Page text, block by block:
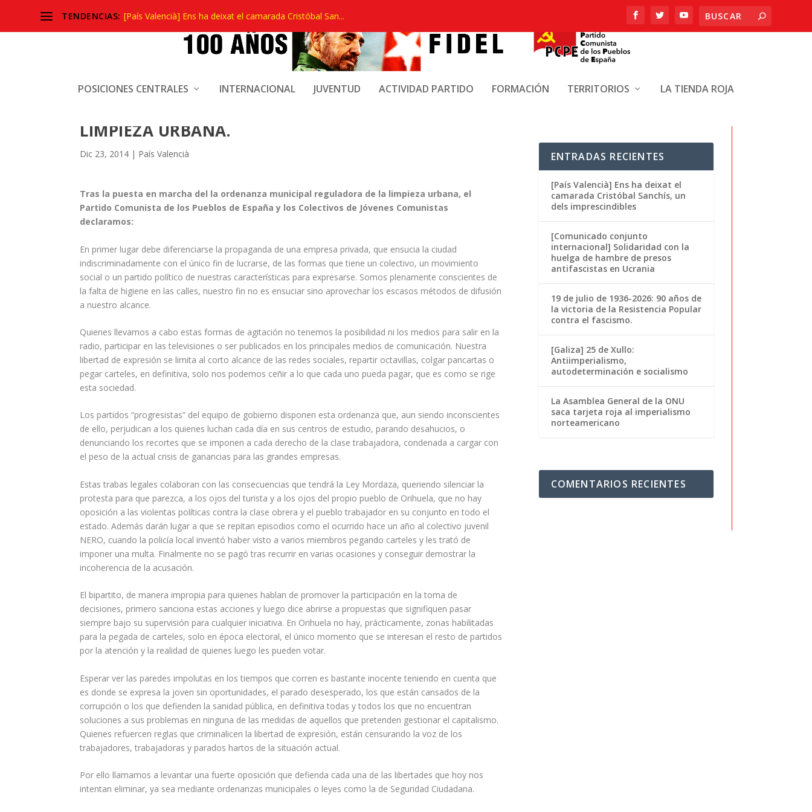
TENDENCIAS: [País Valencià] Ens ha deixat el camarada Cristóbal San...
POSICIONES CENTRALES INTERNACIONAL JUVENTUD ACTIVIDAD PARTIDO FORMACIÓN TERRITORIOS LA TIENDA ROJA
EL PCPE ANTE LA PUESTA EN MARCHA DEL LA
LIMPIEZA URBANA.
Dic 23, 2014 | País Valencià
Tras la puesta en marcha del la ordenanza municipal reguladora de la limpieza urbana, el
Partido Comunista de los Pueblos de España y los Colectivos de Jóvenes Comunistas
declaramos:
En primer lugar debe diferenciarse la propaganda de una empresa privada, que ensucia la ciudad
indiscriminadamente con el único fin de lucrarse, de las formas que tiene un colectivo, un movimiento
social o un partido político de nuestras características para expresarse. Somos plenamente conscientes de
la falta de higiene en las calles, nuestro fin no es ensuciar sino aprovechar los escasos métodos de difusión
a nuestro alcance.
Quienes llevamos a cabo estas formas de agitación no tenemos la posibilidad ni los medios para salir en la
radio, participar en las televisiones o ser publicados en los principales medios de comunicación. Nuestra
libertad de expresión se limita al corto alcance de las redes sociales, repartir octavillas, colgar pancartas o
pegar carteles, en definitiva, solo nos podemos ceñir a lo que cada uno pueda pagar, que es como se rige
esta sociedad.
Los partidos “progresistas” del equipo de gobierno disponen esta ordenanza que, aun siendo inconscientes
de ello, perjudican a los quienes luchan cada día en sus centros de estudio, parando desahucios, o
denunciando los recortes que se imponen a cada derecho de la clase trabajadora, condenada a cargar con
el peso de la actual crisis de ganancias para las grandes empresas.
Estas trabas legales colaboran con las consecuencias que tendrá la Ley Mordaza, queriendo silenciar la
protesta para que parezca, a los ojos del turista y a los ojos del propio pueblo de Orihuela, que no hay
oposición a las violentas políticas contra la clase obrera y el pueblo trabajador en su conjunto en todo el
estado. Además darán lugar a que se repitan episodios como el ocurrido hace un año al colectivo juvenil
NERO, cuando la policía local inventó haber visto a varios miembros pegando carteles y les trató de
imponer una multa. Finalmente no se pagó tras recurrir en varias ocasiones y conseguir demostrar la
incoherencia de la acusación.
El bipartito, de manera impropia para quienes hablan de promover la participación en la toma de
decisiones, primero sanciona estas acciones y luego dice abrirse a propuestas que signifiquen pasar
siempre bajo su supervisión para cualquier iniciativa. En Orihuela no hay, prácticamente, zonas habilitadas
para la pegada de carteles, solo en época electoral, el único momento que se interesan el resto de partidos
por la atención y la realidad de quienes luego les pueden votar.
Esperar ver las paredes impolutas en los tiempos que corren es bastante inocente teniendo en cuenta que
es donde se expresa la joven sin oportunidades, el parado desesperado, los que están cansados de la
corrupción o los que defienden la sanidad pública, en definitiva todas y todos los que no encuentran
soluciones a sus problemas en ninguna de las medidas de aquellos que pretenden gestionar el capitalismo.
Quienes refuercen reglas que criminalicen la libertad de expresión, están censurando la voz de los
trabajadores, trabajadoras y parados hartos de la situación actual.
Por ello llamamos a levantar una fuerte oposición que defienda cada una de las libertades que hoy nos
intentan eliminar, ya sea mediante ordenanzas municipales o leyes como la de Seguridad Ciudadana.
ENTRADAS RECIENTES
[País Valencià] Ens ha deixat el
camarada Cristóbal Sanchís, un
dels imprescindibles
[Comunicado conjunto
internacional] Solidaridad con la
huelga de hambre de presos
antifascistas en Ucrania
19 de julio de 1936-2026: 90 años de
la victoria de la Resistencia Popular
contra el fascismo.
[Galiza] 25 de Xullo:
Antiimperialismo,
autodeterminación e socialismo
La Asamblea General de la ONU
saca tarjeta roja al imperialismo
norteamericano
COMENTARIOS RECIENTES